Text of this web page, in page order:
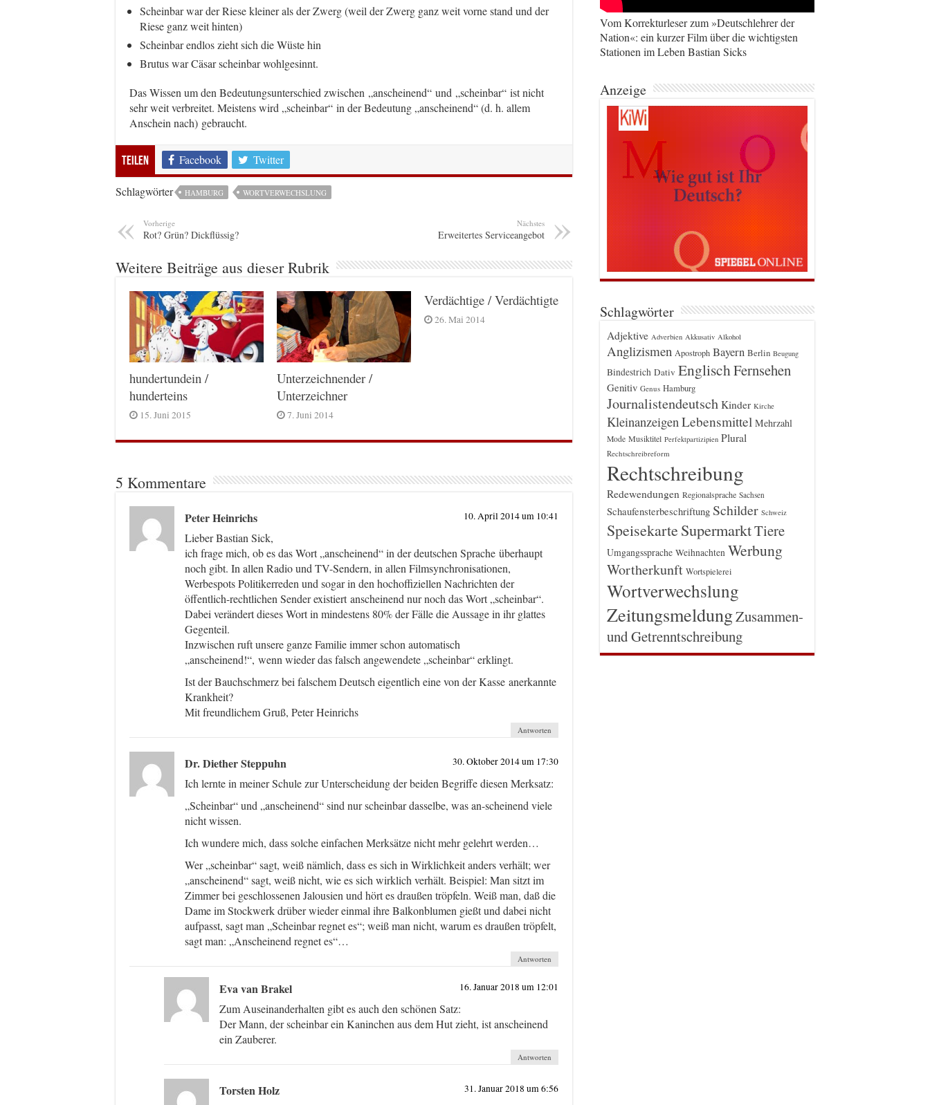
Scheinbar war der Riese kleiner als der Zwerg (weil der Zwerg ganz weit vorne stand und der
Riese ganz weit hinten)
Scheinbar endlos zieht sich die Wüste hin
Brutus war Cäsar scheinbar wohlgesinnt.
Das Wissen um den Bedeutungsunterschied zwischen „anscheinend“ und „scheinbar“ ist nicht
sehr weit verbreitet. Meistens wird „scheinbar“ in der Bedeutung „anscheinend“ (d. h. allem
Anschein nach) gebraucht.
Teilen Facebook Twitter
Schlagwörter HAMBURG WORTVERWECHSLUNG
Vorherige
Rot? Grün? Dickflüssig?
Nächstes
Erweitertes Serviceangebot
Weitere Beiträge aus dieser Rubrik
hundertundein /
hunderteins
15. Juni 2015
Unterzeichnender /
Unterzeichner
7. Juni 2014
Verdächtige / Verdächtigte
26. Mai 2014
5 Kommentare
Peter Heinrichs 10. April 2014 um 10:41
Lieber Bastian Sick,
ich frage mich, ob es das Wort „anscheinend“ in der deutschen Sprache überhaupt
noch gibt. In allen Radio und TV-Sendern, in allen Filmsynchronisationen,
Werbespots Politikerreden und sogar in den hochoffiziellen Nachrichten der
öffentlich-rechtlichen Sender existiert anscheinend nur noch das Wort „scheinbar“.
Dabei verändert dieses Wort in mindestens 80% der Fälle die Aussage in ihr glattes
Gegenteil.
Inzwischen ruft unsere ganze Familie immer schon automatisch
„anscheinend!“, wenn wieder das falsch angewendete „scheinbar“ erklingt.
Ist der Bauchschmerz bei falschem Deutsch eigentlich eine von der Kasse anerkannte
Krankheit?
Mit freundlichem Gruß, Peter Heinrichs
Antworten
Dr. Diether Steppuhn 30. Oktober 2014 um 17:30
Ich lernte in meiner Schule zur Unterscheidung der beiden Begriffe diesen Merksatz:
„Scheinbar“ und „anscheinend“ sind nur scheinbar dasselbe, was an-scheinend viele
nicht wissen.
Ich wundere mich, dass solche einfachen Merksätze nicht mehr gelehrt werden…
Wer „scheinbar“ sagt, weiß nämlich, dass es sich in Wirklichkeit anders verhält; wer
„anscheinend“ sagt, weiß nicht, wie es sich wirklich verhält. Beispiel: Man sitzt im
Zimmer bei geschlossenen Jalousien und hört es draußen tröpfeln. Weiß man, daß die
Dame im Stockwerk drüber wieder einmal ihre Balkonblumen gießt und dabei nicht
aufpasst, sagt man „Scheinbar regnet es“; weiß man nicht, warum es draußen tröpfelt,
sagt man: „Anscheinend regnet es“…
Antworten
Eva van Brakel 16. Januar 2018 um 12:01
Zum Auseinanderhalten gibt es auch den schönen Satz:
Der Mann, der scheinbar ein Kaninchen aus dem Hut zieht, ist anscheinend
ein Zauberer.
Antworten
Torsten Holz 31. Januar 2018 um 6:56
Vom Korrekturleser zum »Deutschlehrer der
Nation«: ein kurzer Film über die wichtigsten
Stationen im Leben Bastian Sicks
Anzeige
Schlagwörter
Adjektive Adverbien Akkusativ Alkohol
Anglizismen Apostroph Bayern Berlin Beugung
Bindestrich Dativ EnglischFernsehen
Genitiv Genus Hamburg
Journalistendeutsch Kinder Kirche
Kleinanzeigen Lebensmittel Mehrzahl
Mode Musiktitel Perfektpartizipien Plural
Rechtschreibreform
Rechtschreibung
Redewendungen Regionalsprache Sachsen
Schaufensterbeschriftung Schilder Schweiz
Speisekarte SupermarktTiere
Umgangssprache Weihnachten Werbung
Wortherkunft Wortspielerei
Wortverwechslung
ZeitungsmeldungZusammen-
und Getrenntschreibung